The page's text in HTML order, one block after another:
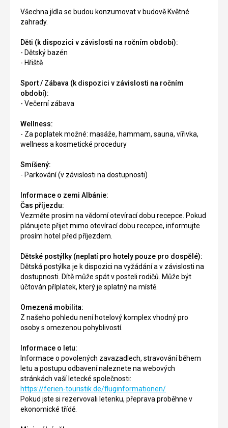
Všechna jídla se budou konzumovat v budově Květné
zahrady.
Děti (k dispozici v závislosti na ročním období):
- Dětský bazén
- Hřiště
Sport / Zábava (k dispozici v závislosti na ročním
období):
- Večerní zábava
Wellness:
- Za poplatek možné: masáže, hammam, sauna, vířivka,
wellness a kosmetické procedury
Smíšený:
- Parkování (v závislosti na dostupnosti)
Informace o zemi Albánie:
Čas příjezdu:
Vezměte prosím na vědomí otevírací dobu recepce. Pokud
plánujete přijet mimo otevírací dobu recepce, informujte
prosím hotel před příjezdem.
Dětské postýlky (neplatí pro hotely pouze pro dospělé):
Dětská postýlka je k dispozici na vyžádání a v závislosti na
dostupnosti. Dítě může spát v posteli rodičů. Může být
účtován příplatek, který je splatný na místě.
Omezená mobilita:
Z našeho pohledu není hotelový komplex vhodný pro
osoby s omezenou pohyblivostí.
Informace o letu:
Informace o povolených zavazadlech, stravování během
letu a postupu odbavení naleznete na webových
stránkách vaší letecké společnosti:
https://ferien-touristik.de/fluginformationen/
Pokud jste si rezervovali letenku, přeprava proběhne v
ekonomické třídě.